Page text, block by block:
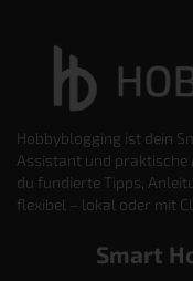
Hobbyblogging ist dein
Assistant und
du fundierte Tipps,
flexibel – lokal oder mit
Smart